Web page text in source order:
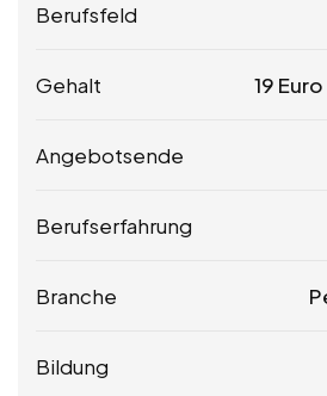
Berufsfeld
Gehalt 19 Euro
Angebotsende
Berufserfahrung
Branche
Bildung